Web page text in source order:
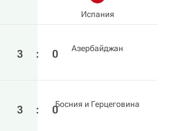
Испания
3 : 0 Азербайджан
3 : 0Босния и Герцеговина